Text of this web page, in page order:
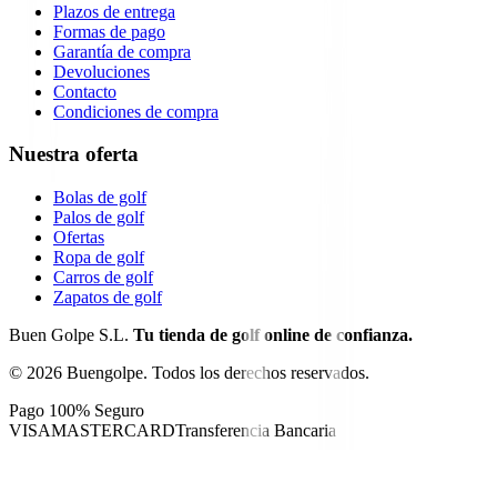
Plazos de entrega
Formas de pago
Garantía de compra
Devoluciones
Contacto
Condiciones de compra
Nuestra oferta
Bolas de golf
Palos de golf
Ofertas
Ropa de golf
Carros de golf
Zapatos de golf
Buen Golpe S.L. Tu tienda de golf online de confianza.
© 2026 Buengolpe. Todos los derechos reservados.
Pago 100% Seguro
VISAMASTERCARDTransferencia Bancaria